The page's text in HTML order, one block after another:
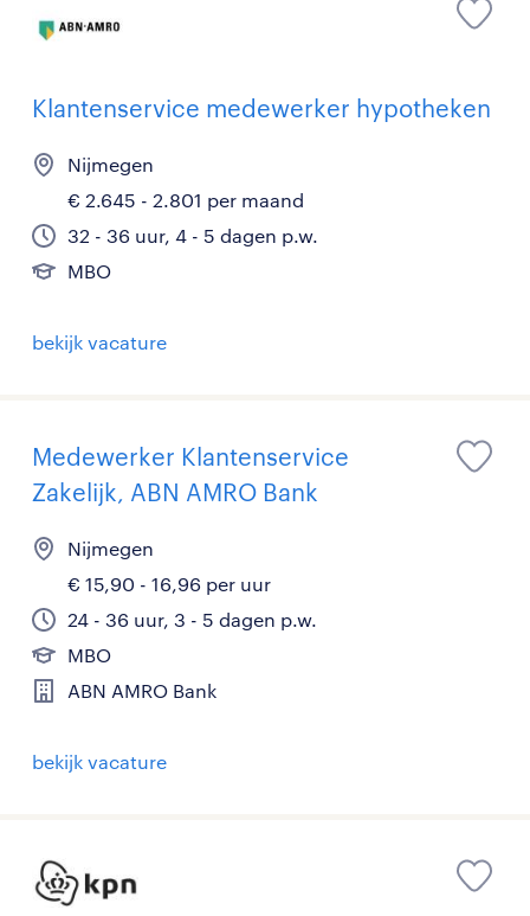
Klantenservice medewerker hypotheken
Nijmegen
€ 2.645 - 2.801 per maand
32 - 36 uur, 4 - 5 dagen p.w.
MBO
bekijk vacature
Medewerker Klantenservice
Zakelijk, ABN AMRO Bank
Nijmegen
€ 15,90 - 16,96 per uur
24 - 36 uur, 3 - 5 dagen p.w.
MBO
ABN AMRO Bank
bekijk vacature